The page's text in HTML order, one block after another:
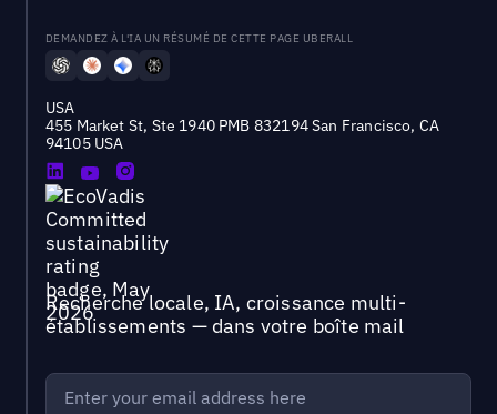
DEMANDEZ À L'IA UN RÉSUMÉ DE CETTE PAGE UBERALL
USA
455 Market St, Ste 1940 PMB 832194 San Francisco, CA
94105 USA
Recherche locale, IA, croissance multi-
établissements — dans votre boîte mail